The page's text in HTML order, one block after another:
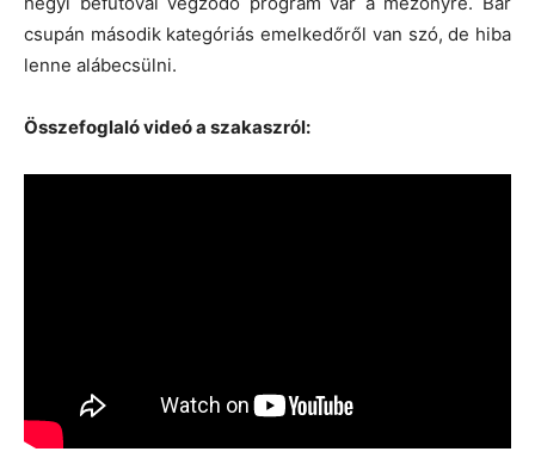
csupán második kategóriás emelkedőről van szó, de hiba
lenne alábecsülni.
Összefoglaló videó a szakaszról: